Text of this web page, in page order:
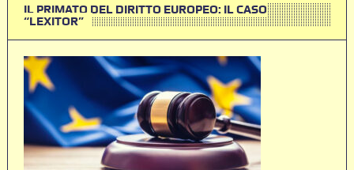
IL PRIMATO DEL DIRITTO EUROPEO: IL CASO
“LEXITOR”